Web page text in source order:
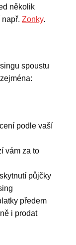
několik
Zonky.
spoustu
podle vaší
vám za to
půjčky
předem
i prodat